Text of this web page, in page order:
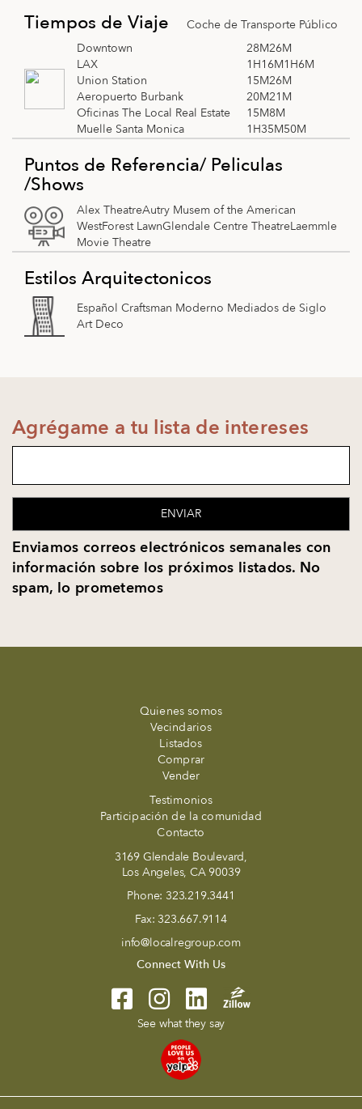
Tiempos de Viaje
Coche de Transporte Público
Downtown
28M26M
LAX
1H16M1H6M
Union Station
15M26M
Aeropuerto Burbank
20M21M
Oficinas The Local Real Estate
15M8M
Muelle Santa Monica
1H35M50M
Puntos de Referencia/ Peliculas
/Shows
Alex TheatreAutry Musem of the American
WestForest LawnGlendale Centre TheatreLaemmle
Movie Theatre
Estilos Arquitectonicos
Español Craftsman Moderno Mediados de Siglo
Art Deco
Agrégame a tu lista de intereses
ENVIAR
Enviamos correos electrónicos semanales con
información sobre los próximos listados. No
spam, lo prometemos
Quienes somos
Vecindarios
Listados
Comprar
Vender
Testimonios
Participación de la comunidad
Contacto
3169 Glendale Boulevard,
Los Angeles, CA 90039
Phone: 323.219.3441
Fax: 323.667.9114
info@localregroup.com
Connect With Us
See what they say